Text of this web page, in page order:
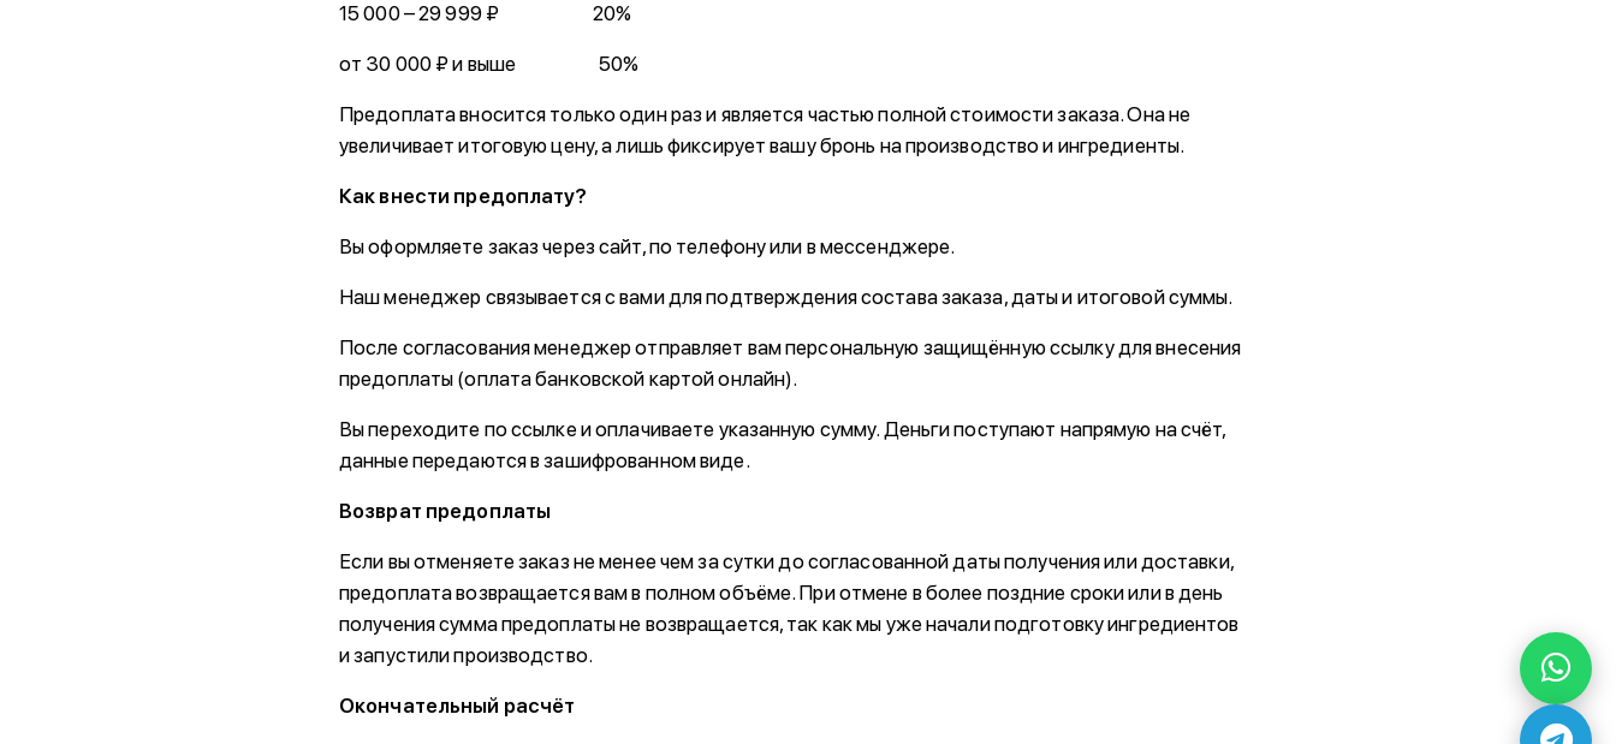
15 000 – 29 999 ₽ 20%
от 30 000 ₽ и выше 50%
Предоплата вносится только один раз и является частью полной стоимости заказа. Она не
увеличивает итоговую цену, а лишь фиксирует вашу бронь на производство и ингредиенты.
Как внести предоплату?
Вы оформляете заказ через сайт, по телефону или в мессенджере.
Наш менеджер связывается с вами для подтверждения состава заказа, даты и итоговой суммы.
После согласования менеджер отправляет вам персональную защищённую ссылку для внесения
предоплаты (оплата банковской картой онлайн).
Вы переходите по ссылке и оплачиваете указанную сумму. Деньги поступают напрямую на счёт,
данные передаются в зашифрованном виде.
Возврат предоплаты
Если вы отменяете заказ не менее чем за сутки до согласованной даты получения или доставки,
предоплата возвращается вам в полном объёме. При отмене в более поздние сроки или в день
получения сумма предоплаты не возвращается, так как мы уже начали подготовку ингредиентов
и запустили производство.
Окончательный расчёт